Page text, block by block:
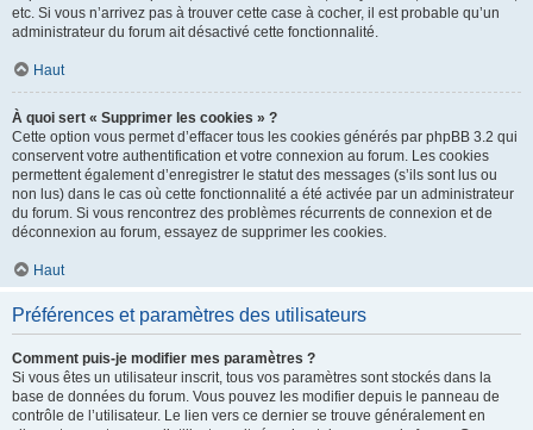
etc. Si vous n’arrivez pas à trouver cette case à cocher, il est probable qu’un
administrateur du forum ait désactivé cette fonctionnalité.
Haut
À quoi sert « Supprimer les cookies » ?
Cette option vous permet d’effacer tous les cookies générés par phpBB 3.2 qui
conservent votre authentification et votre connexion au forum. Les cookies
permettent également d’enregistrer le statut des messages (s’ils sont lus ou
non lus) dans le cas où cette fonctionnalité a été activée par un administrateur
du forum. Si vous rencontrez des problèmes récurrents de connexion et de
déconnexion au forum, essayez de supprimer les cookies.
Haut
Préférences et paramètres des utilisateurs
Comment puis-je modifier mes paramètres ?
Si vous êtes un utilisateur inscrit, tous vos paramètres sont stockés dans la
base de données du forum. Vous pouvez les modifier depuis le panneau de
contrôle de l’utilisateur. Le lien vers ce dernier se trouve généralement en